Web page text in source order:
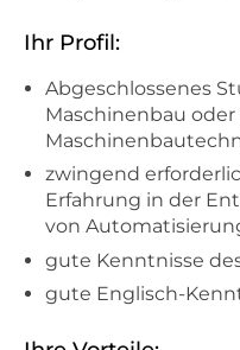
Ihr Profil:
Abgeschlossenes
Maschinenbau
zwingend
Erfahrung in der
von
gute Kenntnisse
gute Englisch-